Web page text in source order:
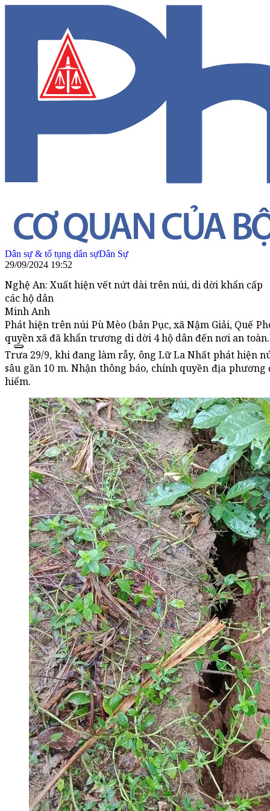
Dân sự & tố tụng dân sựDân Sự
29/09/2024 19:52
Nghệ An: Xuất hiện vết nứt dài trên núi, di dời khẩn cấp
các hộ dân
Minh Anh
Phát hiện trên núi Pù Mèo (bản Pục, xã Nậm Giải, Quế
quyền xã đã khẩn trương di dời 4 hộ dân đến nơi an toàn.
Trưa 29/9, khi đang làm rẫy, ông Lữ La Nhất phát hiện
sâu gần 10 m. Nhận thông báo, chính quyền địa
hiểm.